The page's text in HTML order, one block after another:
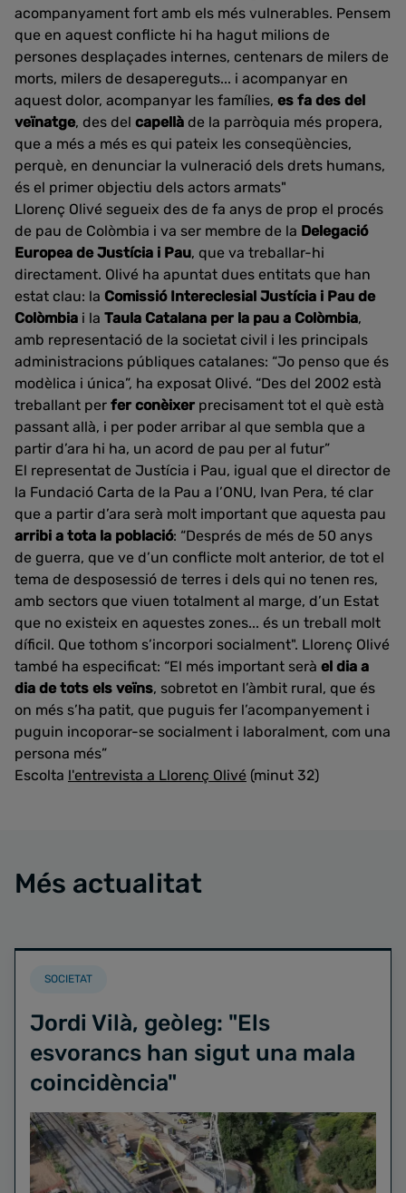
acompanyament fort amb els més vulnerables. Pensem
que en aquest conflicte hi ha hagut milions de
persones desplaçades internes, centenars de milers de
morts, milers de desapereguts... i acompanyar en
aquest dolor, acompanyar les famílies, es fa des del
veïnatge, des del capellà de la parròquia més propera,
que a més a més es qui pateix les conseqüències,
perquè, en denunciar la vulneració dels drets humans,
és el primer objectiu dels actors armats"
Llorenç Olivé segueix des de fa anys de prop el procés
de pau de Colòmbia i va ser membre de la Delegació
Europea de Justícia i Pau, que va treballar-hi
directament. Olivé ha apuntat dues entitats que han
estat clau: la Comissió Intereclesial Justícia i Pau de
Colòmbia i la Taula Catalana per la pau a Colòmbia,
amb representació de la societat civil i les principals
administracions públiques catalanes: “Jo penso que és
modèlica i única”, ha exposat Olivé. “Des del 2002 està
treballant per fer conèixer precisament tot el què està
passant allà, i per poder arribar al que sembla que a
partir d’ara hi ha, un acord de pau per al futur”
El representat de Justícia i Pau, igual que el director de
la Fundació Carta de la Pau a l’ONU, Ivan Pera, té clar
que a partir d’ara serà molt important que aquesta pau
arribi a tota la població: “Després de més de 50 anys
de guerra, que ve d’un conflicte molt anterior, de tot el
tema de desposessió de terres i dels qui no tenen res,
amb sectors que viuen totalment al marge, d’un Estat
que no existeix en aquestes zones... és un treball molt
díficil. Que tothom s’incorpori socialment". Llorenç Olivé
també ha especificat: “El més important serà el dia a
dia de tots els veïns, sobretot en l’àmbit rural, que és
on més s’ha patit, que puguis fer l’acompanyement i
puguin incoporar-se socialment i laboralment, com una
persona més”
Escolta l'entrevista a Llorenç Olivé (minut 32)
Més actualitat
SOCIETAT
Jordi Vilà, geòleg: "Els
esvorancs han sigut una mala
coincidència"